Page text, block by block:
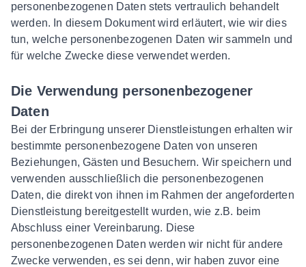
personenbezogenen Daten stets vertraulich behandelt
werden. In diesem Dokument wird erläutert, wie wir dies
tun, welche personenbezogenen Daten wir sammeln und
für welche Zwecke diese verwendet werden.
Die Verwendung personenbezogener
Daten
Bei der Erbringung unserer Dienstleistungen erhalten wir
bestimmte personenbezogene Daten von unseren
Beziehungen, Gästen und Besuchern. Wir speichern und
verwenden ausschließlich die personenbezogenen
Daten, die direkt von ihnen im Rahmen der angeforderten
Dienstleistung bereitgestellt wurden, wie z.B. beim
Abschluss einer Vereinbarung. Diese
personenbezogenen Daten werden wir nicht für andere
Zwecke verwenden, es sei denn, wir haben zuvor eine